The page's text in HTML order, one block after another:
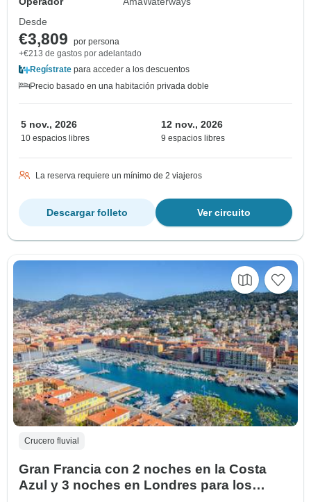
Desde
€3,809
por persona
+€213 de gastos por adelantado
Regístrate para acceder a los descuentos
Precio basado en una habitación privada doble
5 nov., 2026
10 espacios libres
12 nov., 2026
9 espacios libres
La reserva requiere un mínimo de 2 viajeros
Ver circuito
Descargar folleto
Crucero fluvial
Gran Francia con 2 noches en la Costa
Azul y 3 noches en Londres para los